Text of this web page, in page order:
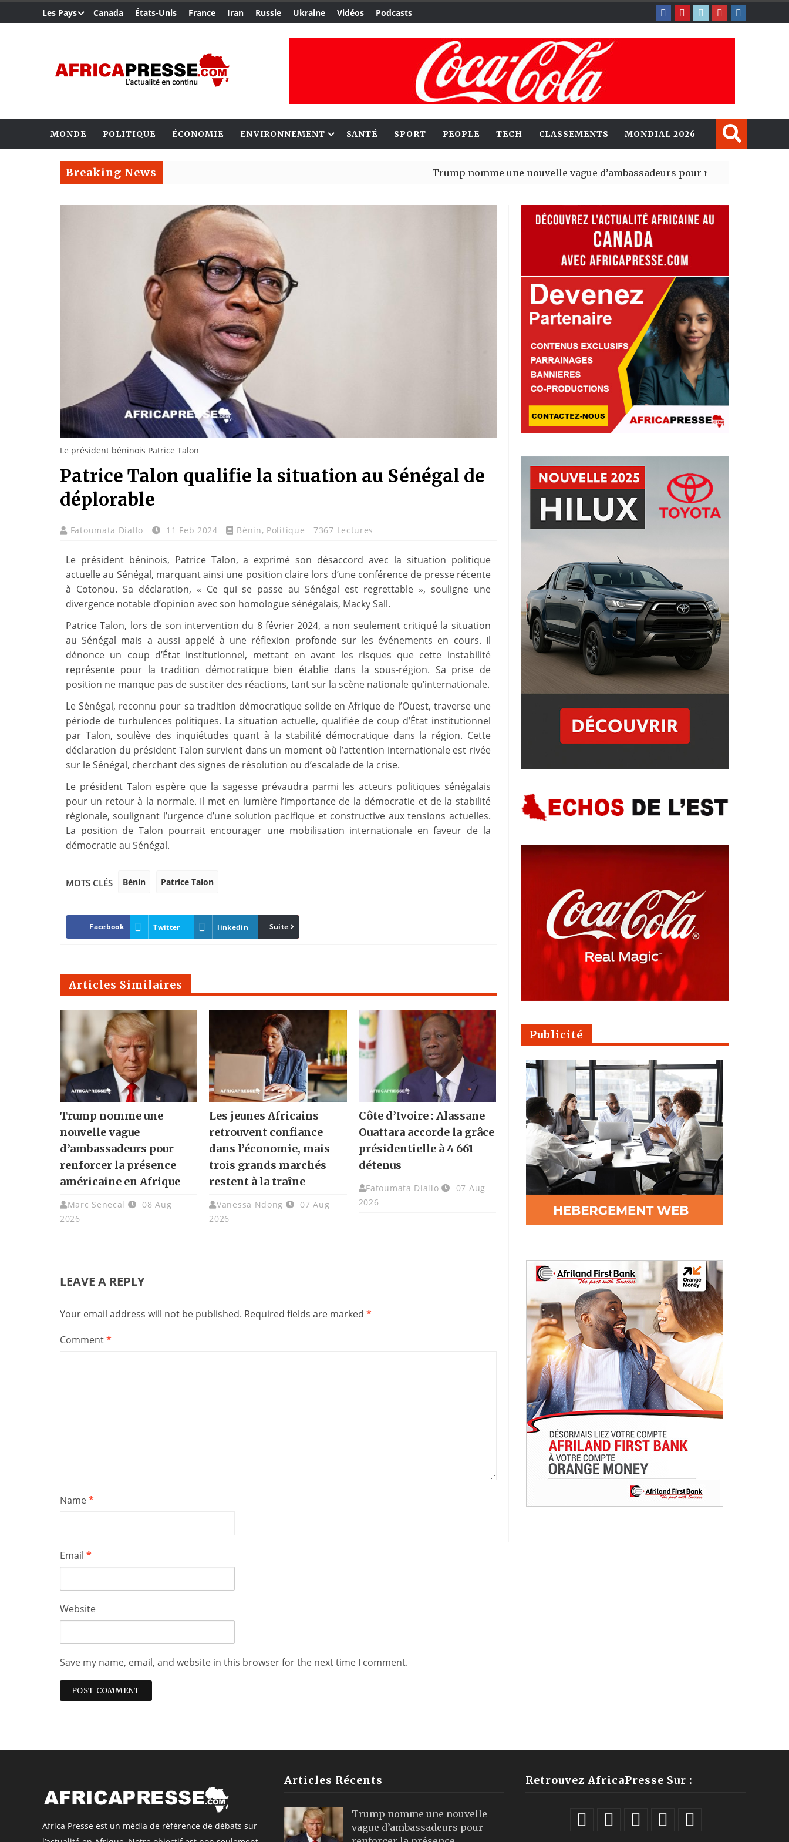
Les Pays Canada États-Unis France Iran Russie Ukraine Vidéos Podcasts
MONDE POLITIQUE ÉCONOMIE ENVIRONNEMENT SANTÉ SPORT PEOPLE TECH CLASSEMENTS MONDIAL 2026
Breaking News Trump nomme une nouvelle vague d’ambassadeurs pour renforcer la présence
Le président béninois Patrice Talon
Patrice Talon qualifie la situation au Sénégal de
déplorable
Fatoumata Diallo 11 Feb 2024 Bénin, Politique 7367 Lectures
Le président béninois, Patrice Talon, a exprimé son désaccord avec la situation politique
actuelle au Sénégal, marquant ainsi une position claire lors d’une conférence de presse récente
à Cotonou. Sa déclaration, « Ce qui se passe au Sénégal est regrettable », souligne une
divergence notable d’opinion avec son homologue sénégalais, Macky Sall.
Patrice Talon, lors de son intervention du 8 février 2024, a non seulement critiqué la situation
au Sénégal mais a aussi appelé à une réflexion profonde sur les événements en cours. Il
dénonce un coup d’État institutionnel, mettant en avant les risques que cette instabilité
représente pour la tradition démocratique bien établie dans la sous-région. Sa prise de
position ne manque pas de susciter des réactions, tant sur la scène nationale qu’internationale.
Le Sénégal, reconnu pour sa tradition démocratique solide en Afrique de l’Ouest, traverse une
période de turbulences politiques. La situation actuelle, qualifiée de coup d’État institutionnel
par Talon, soulève des inquiétudes quant à la stabilité démocratique dans la région. Cette
déclaration du président Talon survient dans un moment où l’attention internationale est rivée
sur le Sénégal, cherchant des signes de résolution ou d’escalade de la crise.
Le président Talon espère que la sagesse prévaudra parmi les acteurs politiques sénégalais
pour un retour à la normale. Il met en lumière l’importance de la démocratie et de la stabilité
régionale, soulignant l’urgence d’une solution pacifique et constructive aux tensions actuelles.
La position de Talon pourrait encourager une mobilisation internationale en faveur de la
démocratie au Sénégal.
MOTS CLÉS Bénin Patrice Talon
Facebook Twitter linkedin Pinterest
Suite
Articles Similaires
Trump nomme une
nouvelle vague
d’ambassadeurs pour
renforcer la présence
américaine en Afrique
Marc Senecal
08 Aug
2026
Les jeunes Africains
retrouvent confiance
dans l’économie, mais
trois grands marchés
restent à la traîne
Vanessa Ndong
07 Aug
2026
Côte d’Ivoire : Alassane
Ouattara accorde la grâce
présidentielle à 4 661
détenus
Fatoumata Diallo
07 Aug
2026
LEAVE A REPLY
Your email address will not be published. Required fields are marked *
Comment*
Name*
Email *
Website
Save my name, email, and website in this browser for the next time I comment.
Publicité
Africa Presse est un média de référence de débats sur
Articles Récents
Trump nomme une nouvelle
vague d’ambassadeurs pour
Retrouvez AfricaPresse Sur :